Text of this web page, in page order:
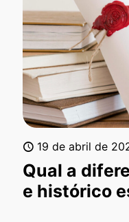
19 de abril de
Qual a
e histórico